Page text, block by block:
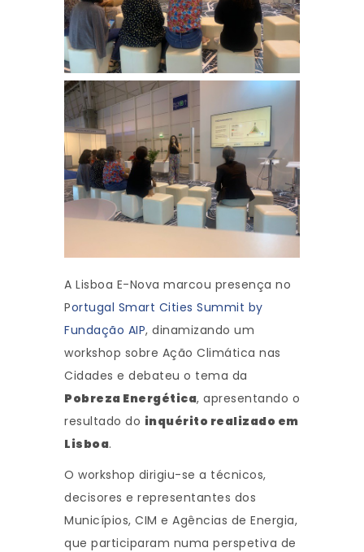
A Lisboa E-Nova marcou presença no
Portugal Smart Cities Summit by
Fundação AIP, dinamizando um
workshop sobre Ação Climática nas
Cidades e debateu o tema da
Pobreza Energética, apresentando o
resultado do inquérito realizado em
Lisboa.
O workshop dirigiu-se a técnicos,
decisores e representantes dos
Municípios, CIM e Agências de Energia,
que participaram numa perspetiva de